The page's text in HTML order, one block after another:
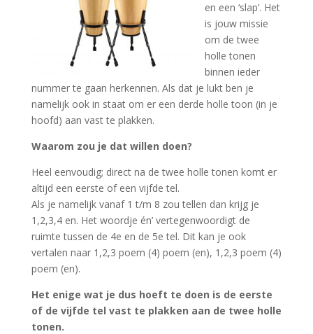
en een ‘slap’. Het
is jouw missie
om de twee
holle tonen
binnen ieder
nummer te gaan herkennen. Als dat je lukt ben je
namelijk ook in staat om er een derde holle toon (in je
hoofd) aan vast te plakken.
Waarom zou je dat willen doen?
Heel eenvoudig; direct na de twee holle tonen komt er
altijd een eerste of een vijfde tel.
Als je namelijk vanaf 1 t/m 8 zou tellen dan krijg je
1,2,3,4 en. Het woordje én’ vertegenwoordigt de
ruimte tussen de 4e en de 5e tel. Dit kan je ook
vertalen naar 1,2,3 poem (4) poem (en), 1,2,3 poem (4)
poem (en).
Het enige wat je dus hoeft te doen is de eerste
of de vijfde tel vast te plakken aan de twee holle
tonen.